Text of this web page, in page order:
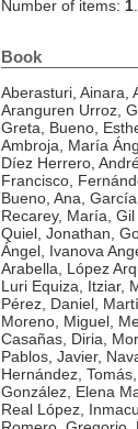
Number of items: 1.
Book
Aberasturi, Ainara,
Aranguren Urroz,
Greta, Bueno,
Ambroja, María
Díez Herrero,
Francisco,
Bueno, Ana,
Recarey, María, Gil
Quiel, Jonathan,
Ángel, Ivanova
Arabella, López
Luri Equiza, Itziar,
Pérez, Daniel,
Moreno, Miguel,
Casañas, Diria,
Pablos, Javier,
Hernández, Tomás,
González, Elena
Real López,